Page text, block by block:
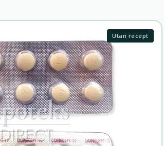
Utan recept